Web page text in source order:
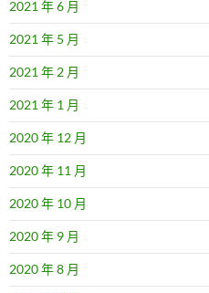
2021 年 6 月
2021 年 5 月
2021 年 2 月
2021 年 1 月
2020 年 12 月
2020 年 11 月
2020 年 10 月
2020 年 9 月
2020 年 8 月